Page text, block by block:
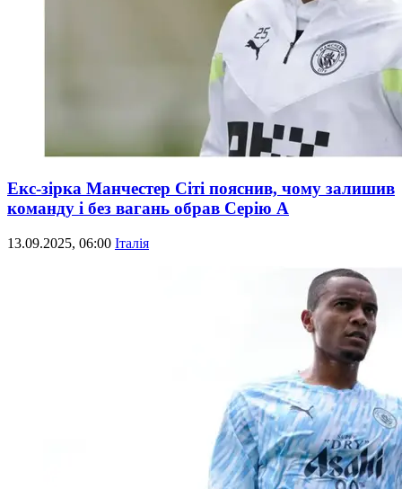
Екс-зірка Манчестер Сіті пояснив, чому залишив
команду і без вагань обрав Серію А
13.09.2025, 06:00 Італія